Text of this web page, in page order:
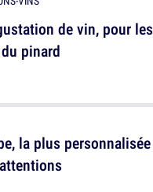
la plus personnalisée
de vin, pour les
pinard